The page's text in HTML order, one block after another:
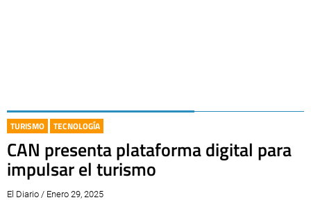
TURISMO TECNOLOGÍA
CAN presenta plataforma digital para
impulsar el turismo
El Diario / Enero 29, 2025